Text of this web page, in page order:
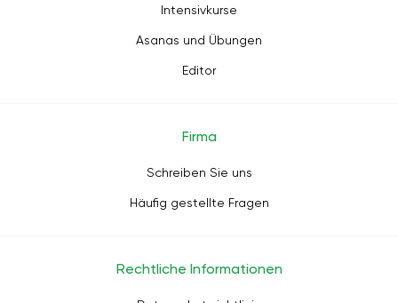
Intensivkurse
Asanas und Übungen
Editor
Firma
Schreiben Sie uns
Häufig gestellte Fragen
Rechtliche Informationen